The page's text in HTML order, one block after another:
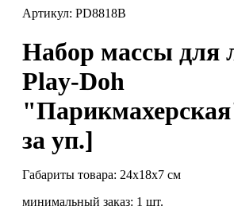
Артикул: PD8818B
Набор массы для
Play-Doh
за уп.]
Габариты товара: 24х18х7 см
минимальный заказ: 1 шт.